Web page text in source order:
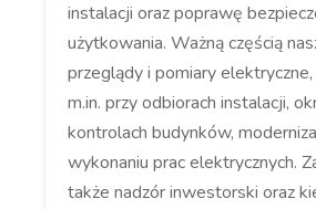
instalacji oraz poprawę
użytkowania. Ważną częścią
przeglądy i pomiary
m.in. przy odbiorach instalacji,
kontrolach budynków,
wykonaniu prac elektrycznych.
także nadzór inwestorski oraz